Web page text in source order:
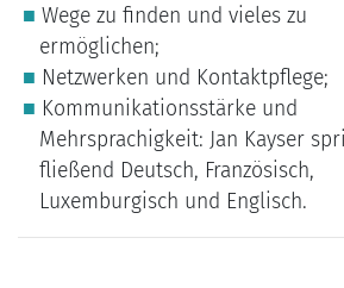
Wege zu finden und vieles zu
ermöglichen;
Netzwerken und Kontaktpflege;
Kommunikationsstärke und
Mehrsprachigkeit: Jan Kayser
fließend Deutsch, Französisch,
Luxemburgisch und Englisch.